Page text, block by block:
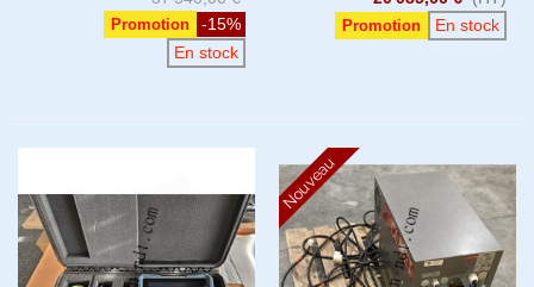
Promotion
-15%
En stock
Promotion En stock
Nouveau